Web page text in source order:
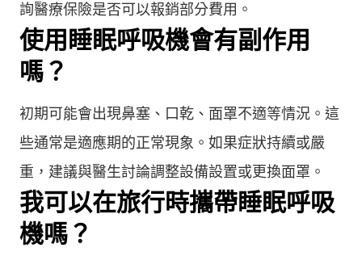
詢醫療保險是否可以報銷部分費用。
使用睡眠呼吸機會有副作用
嗎？
初期可能會出現鼻塞、口乾、面罩不適等情況。這
些通常是適應期的正常現象。如果症狀持續或嚴
重，建議與醫生討論調整設備設置或更換面罩。
我可以在旅行時攜帶睡眠呼吸
機嗎？